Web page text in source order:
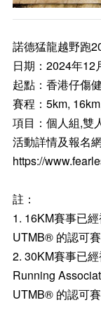
諾德猛龍越野跑
日期：2024年12
起點：香港仔傷
賽程：5km,
項目：個人組,雙
活動詳情及報名
https://
註：
1.⁠ ⁠16KM賽事已
UTMB® 的認可
2.⁠ ⁠⁠30KM賽事已
Running
UTMB® 的認可